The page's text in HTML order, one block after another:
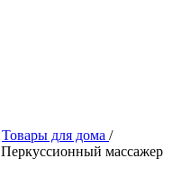
Товары для дома /
Перкусcионный массажер